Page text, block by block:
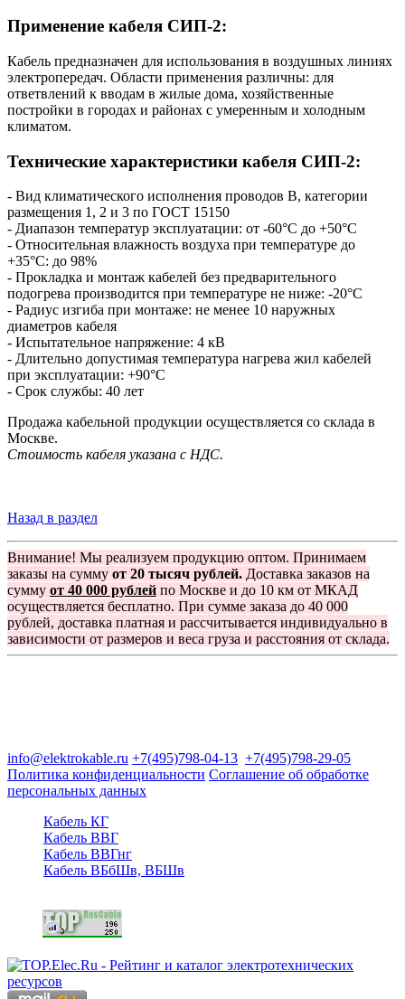
Применение кабеля СИП-2:
Кабель предназначен для использования в воздушных линиях
электропередач. Области применения различны: для
ответвлений к вводам в жилые дома, хозяйственные
постройки в городах и районах с умеренным и холодным
климатом.
Технические характеристики кабеля СИП-2:
- Вид климатического исполнения проводов B, категории
размещения 1, 2 и 3 по ГОСТ 15150
- Диапазон температур эксплуатации: от -60°С до +50°С
- Относительная влажность воздуха при температуре до
+35°С: до 98%
- Прокладка и монтаж кабелей без предварительного
подогрева производится при температуре не ниже: -20°С
- Радиус изгиба при монтаже: не менее 10 наружных
диаметров кабеля
- Испытательное напряжение: 4 кВ
- Длительно допустимая температура нагрева жил кабелей
при эксплуатации: +90°С
- Срок службы: 40 лет
Продажа кабельной продукции осуществляется со склада в
Москве.
Стоимость кабеля указана с НДС.
Назад в раздел
Внимание! Мы реализуем продукцию оптом. Принимаем
заказы на сумму от 20 тысяч рублей. Доставка заказов на
сумму от 40 000 рублей по Москве и до 10 км от МКАД
осуществляется бесплатно. При сумме заказа до 40 000
рублей, доставка платная и рассчитывается индивидуально в
зависимости от размеров и веса груза и расстояния от склада.
info@elektrokable.ru +7(495)798-04-13 +7(495)798-29-05
Политика конфиденциальности Соглашение об обработке
персональных данных
Кабель КГ
Кабель ВВГ
Кабель ВВГнг
Кабель ВБбШв, ВБШв